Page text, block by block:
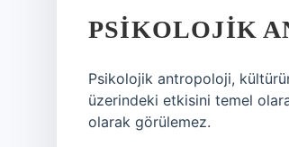
PSIKOLOJIK
Psikolojik antropoloji,
üzerindeki etkisini temel
olarak görülemez.